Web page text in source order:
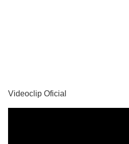
Videoclip Oficial